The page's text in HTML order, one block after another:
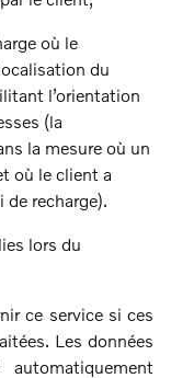
où le
du
l’orientation
(la
la mesure où un
où le client a
de recharge).
lors du
ce service si ces
Les données